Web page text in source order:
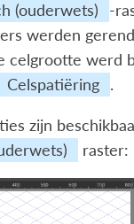
(ouderwets)
-
werden
celgrootte werd
Celspatiëring .
zijn
raster: